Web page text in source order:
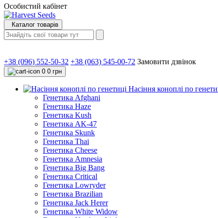
Особистий кабінет
Каталог товарів
+38 (096) 552-50-32 +38 (063) 545-00-72 Замовити дзвінок
0 0 грн
Насіння коноплі по
Генетика Afghani
Генетика Haze
Генетика Kush
Генетика AK-47
Генетика Skunk
Генетика Thai
Генетика Cheese
Генетика Amnesia
Генетика Big Bang
Генетика Critical
Генетика Lowryder
Генетика Brazilian
Генетика Jack Herer
Генетика White Widow